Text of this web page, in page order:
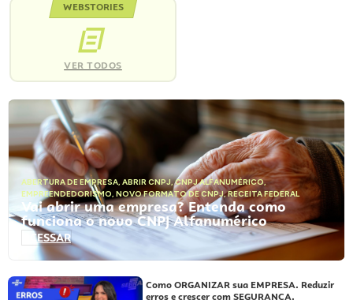
WEBSTORIES
VER TODOS
ABERTURA DE EMPRESA, ABRIR CNPJ,CNPJ ALFANUMÉRICO,
EMPREENDEDORISMO, NOVO FORMATO DE CNPJ,RECEITA FEDERAL
Vai abrir uma empresa? Entenda como
funciona o novo CNPJ Alfanumérico
ACESSAR
Como ORGANIZAR sua EMPRESA. Reduzir
erros e crescer com SEGURANÇA.